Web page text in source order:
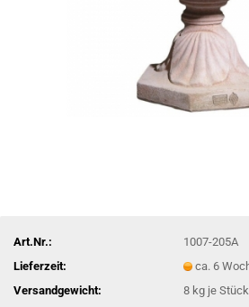
Art.Nr.:
1007-205A
Lieferzeit:
ca. 6
Versandgewicht: 8 kg je Stück